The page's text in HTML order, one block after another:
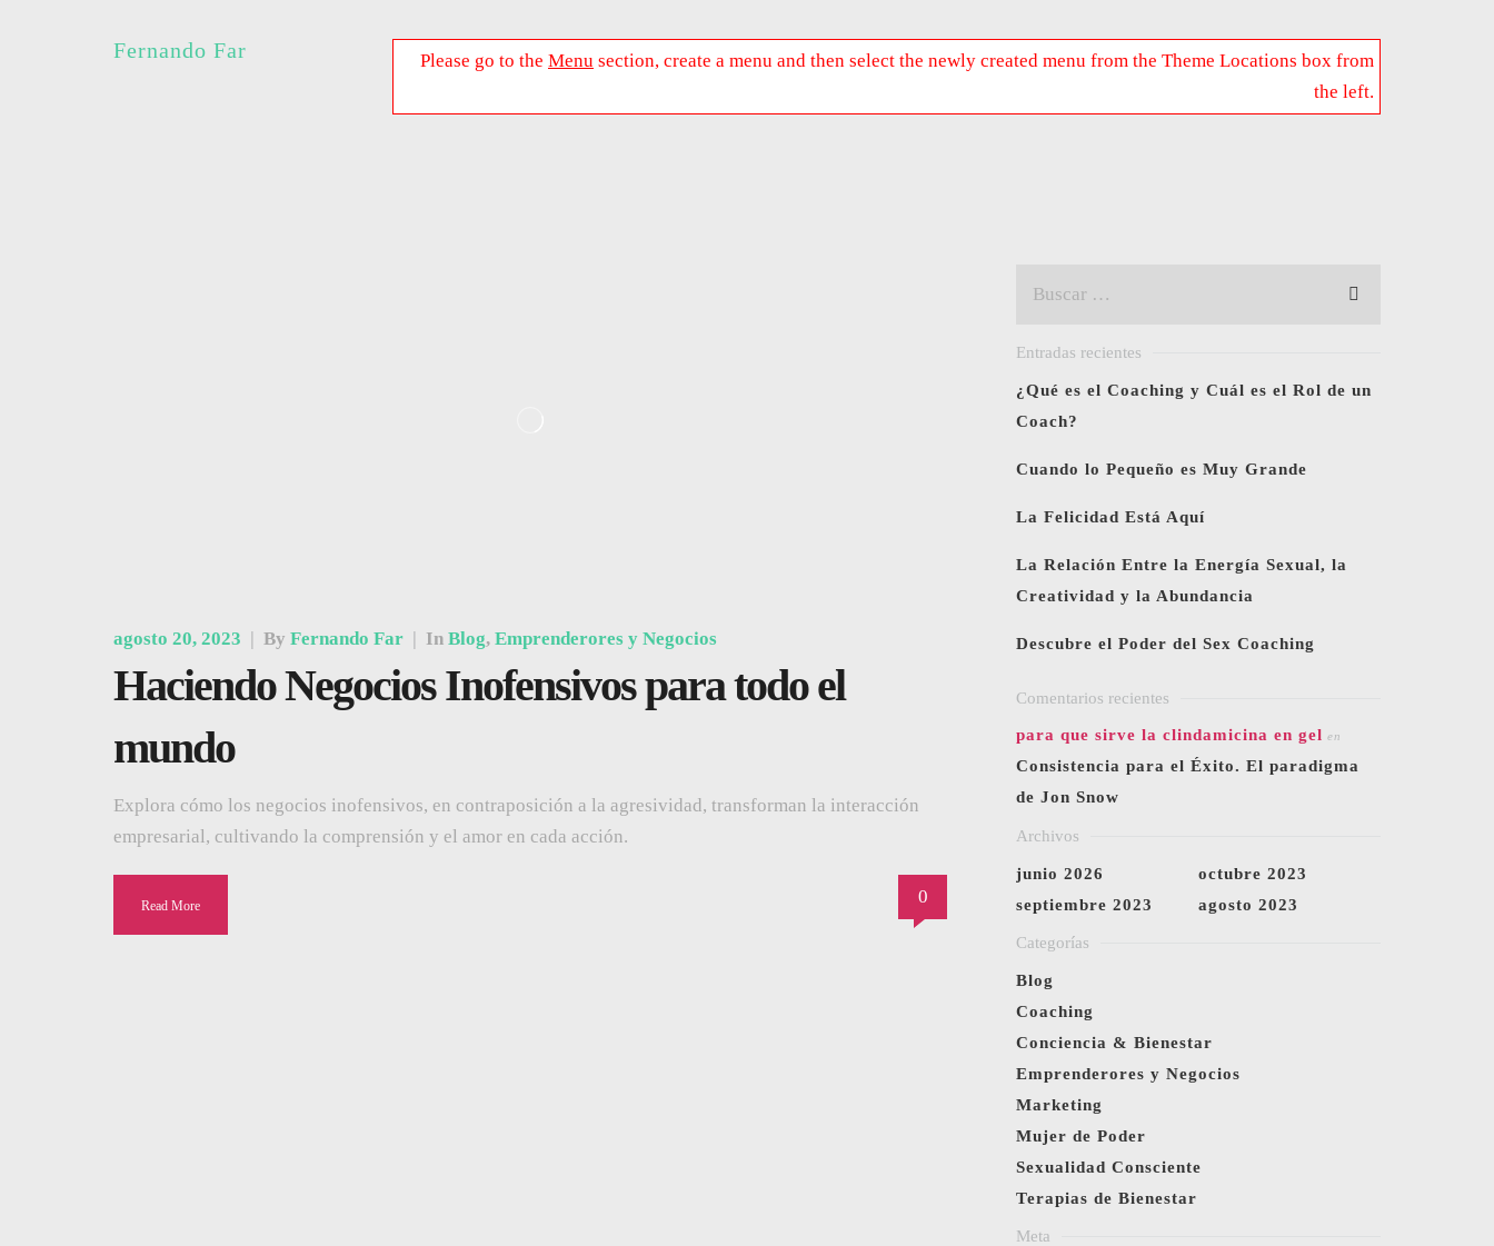
Fernando Far Please go to the Menu section, create a menu and then select the newly created menu from the Theme Locations box from
the left.
agosto 20, 2023 | By Fernando Far | In Blog, Emprenderores y Negocios
Haciendo Negocios Inofensivos para todo el
mundo
Explora cómo los negocios inofensivos, en contraposición a la agresividad, transforman la interacción
empresarial, cultivando la comprensión y el amor en cada acción.
Read More 0
Entradas recientes
¿Qué es el Coaching y Cuál es el Rol de un
Coach?
Cuando lo Pequeño es Muy Grande
La Felicidad Está Aquí
La Relación Entre la Energía Sexual, la
Creatividad y la Abundancia
Descubre el Poder del Sex Coaching
Comentarios recientes
para que sirve la clindamicina en gel en
Consistencia para el Éxito. El paradigma
de Jon Snow
Archivos
junio 2026
octubre 2023
septiembre 2023
agosto 2023
Categorías
Blog
Coaching
Conciencia & Bienestar
Emprenderores y Negocios
Marketing
Mujer de Poder
Sexualidad Consciente
Terapias de Bienestar
Meta